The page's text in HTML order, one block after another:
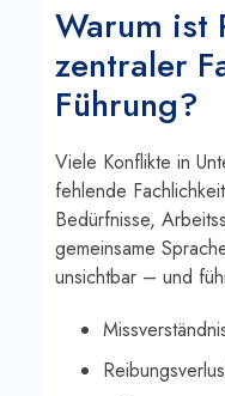
Warum ist
zentraler
Führung?
Viele Konflikte in
fehlende
Bedürfnisse,
gemeinsame
unsichtbar – und